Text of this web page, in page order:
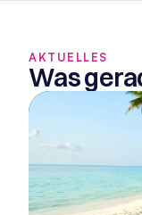
AKTUELLES
Was